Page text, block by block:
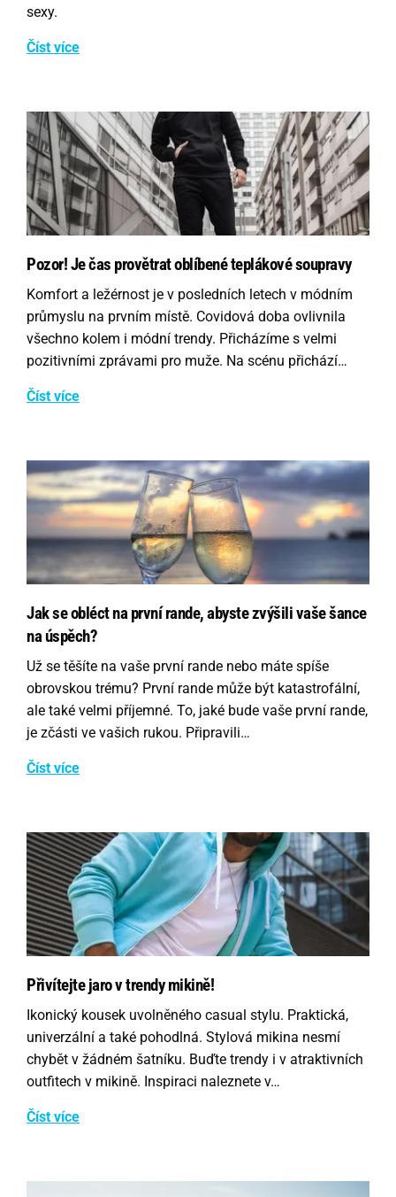
sexy.
Číst více
Pozor! Je čas provětrat oblíbené teplákové soupravy
Komfort a ležérnost je v posledních letech v módním
průmyslu na prvním místě. Covidová doba ovlivnila
všechno kolem i módní trendy. Přicházíme s velmi
pozitivními zprávami pro muže. Na scénu přichází…
Číst více
Jak se obléct na první rande, abyste zvýšili vaše šance
na úspěch?
Už se těšíte na vaše první rande nebo máte spíše
obrovskou trému? První rande může být katastrofální,
ale také velmi příjemné. To, jaké bude vaše první rande,
je zčásti ve vašich rukou. Připravili…
Číst více
Přivítejte jaro v trendy mikině!
Ikonický kousek uvolněného casual stylu. Praktická,
univerzální a také pohodlná. Stylová mikina nesmí
chybět v žádném šatníku. Buďte trendy i v atraktivních
outfitech v mikině. Inspiraci naleznete v…
Číst více